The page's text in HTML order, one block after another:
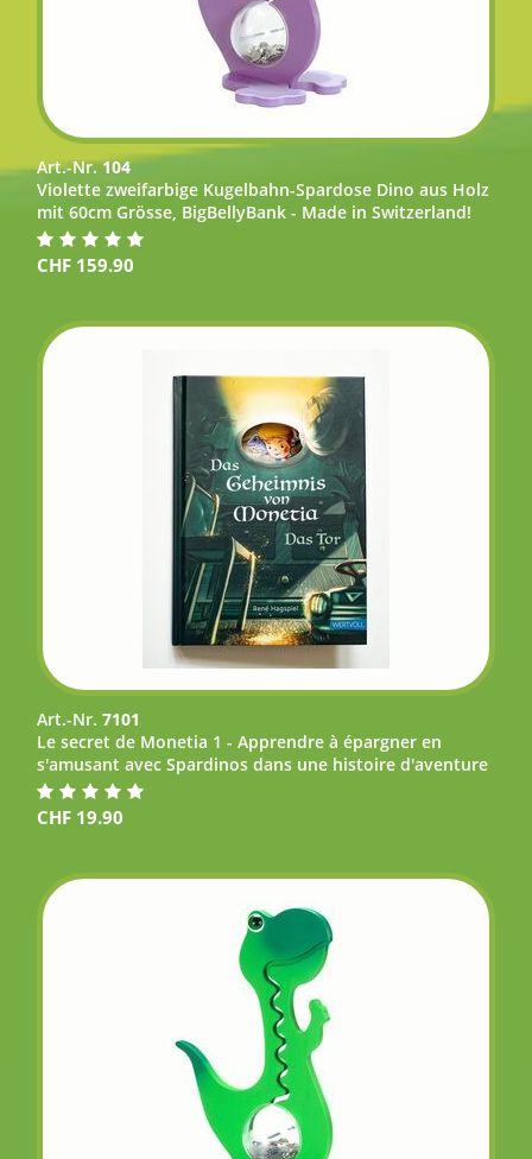
Art.-Nr.104
Violette zweifarbige Kugelbahn-Spardose Dino aus Holz
mit 60cm Grösse, BigBellyBank - Made in Switzerland!
CHF 159.90
Art.-Nr. 7101
Le secret de Monetia 1 - Apprendre à épargner en
s'amusant avec Spardinos dans une histoire d'aventure
CHF 19.90